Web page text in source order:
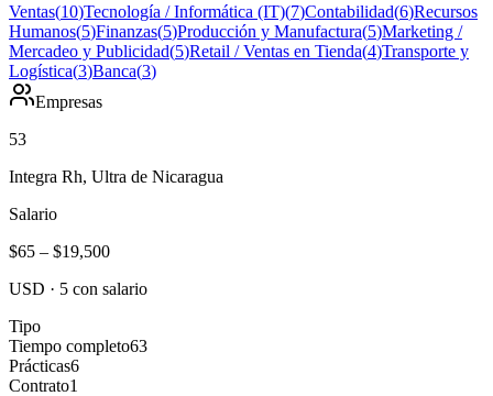
Ventas(10)Tecnología / Informática (IT)(7)Contabilidad(6)Recursos
Humanos(5)Finanzas(5)Producción y Manufactura(5)Marketing /
Mercadeo y Publicidad(5)Retail / Ventas en Tienda(4)Transporte y
Logística(3)Banca(3)
Empresas
53
Integra Rh, Ultra de Nicaragua
Salario
$65 – $19,500
USD · 5 con salario
Tipo
Tiempo completo63
Prácticas6
Contrato1